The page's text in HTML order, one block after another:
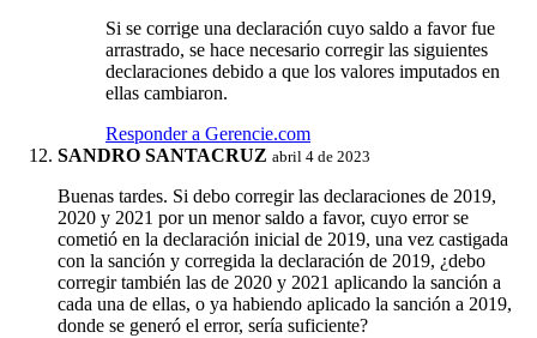
Si se corrige una declaración cuyo saldo a favor fue
arrastrado, se hace necesario corregir las siguientes
declaraciones debido a que los valores imputados en
ellas cambiaron.
Responder a Gerencie.com
SANDRO SANTACRUZ abril 4 de 2023
Buenas tardes. Si debo corregir las declaraciones de 2019,
2020 y 2021 por un menor saldo a favor, cuyo error se
cometió en la declaración inicial de 2019, una vez castigada
con la sanción y corregida la declaración de 2019, ¿debo
corregir también las de 2020 y 2021 aplicando la sanción a
cada una de ellas, o ya habiendo aplicado la sanción a 2019,
donde se generó el error, sería suficiente?